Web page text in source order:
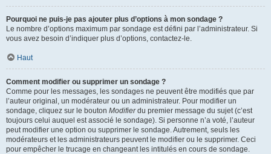
Pourquoi ne puis-je pas ajouter plus d’options à mon sondage ?
Le nombre d’options maximum par sondage est défini par l’administrateur. Si
vous avez besoin d’indiquer plus d’options, contactez-le.
Haut
Comment modifier ou supprimer un sondage ?
Comme pour les messages, les sondages ne peuvent être modifiés que par
l’auteur original, un modérateur ou un administrateur. Pour modifier un
sondage, cliquez sur le bouton Modifierdu premier message du sujet (c’est
toujours celui auquel est associé le sondage). Si personne n’a voté, l’auteur
peut modifier une option ou supprimer le sondage. Autrement, seuls les
modérateurs et les administrateurs peuvent le modifier ou le supprimer. Ceci
pour empêcher le trucage en changeant les intitulés en cours de sondage.